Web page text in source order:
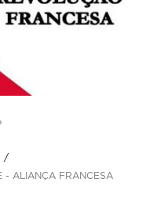
- ALIANÇA FRANCESA